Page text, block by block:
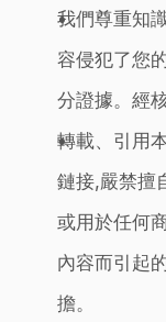
我們尊重知
容侵犯了您
分證據。經
轉載、引用
鏈接,嚴禁擅
或用於任何
內容而引起
擔。